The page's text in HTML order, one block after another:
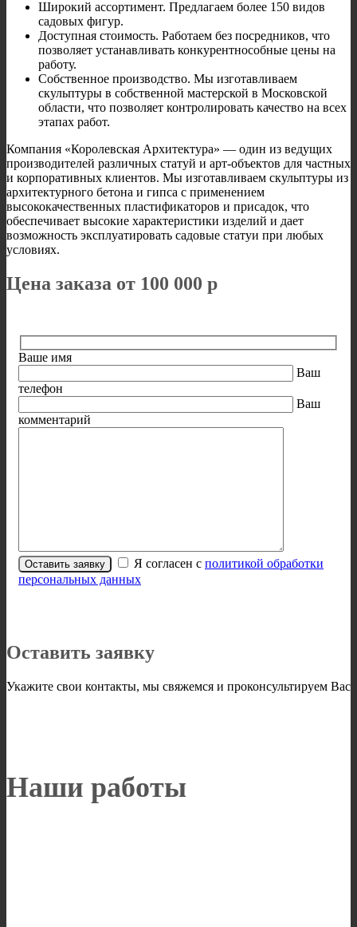
Широкий ассортимент. Предлагаем более 150 видов
садовых фигур.
Доступная стоимость. Работаем без посредников, что
позволяет устанавливать конкурентнособные цены на
работу.
Собственное производство. Мы изготавливаем
скульптуры в собственной мастерской в Московской
области, что позволяет контролировать качество на всех
этапах работ.
Компания «Королевская Архитектура» — один из ведущих
производителей различных статуй и арт-объектов для частных
и корпоративных клиентов. Мы изготавливаем скульптуры из
архитектурного бетона и гипса с применением
высококачественных пластификаторов и присадок, что
обеспечивает высокие характеристики изделий и дает
возможность эксплуатировать садовые статуи при любых
условиях.
Цена заказа от 100 000 р
Ваше имя
Ваш
телефон
Ваш
комментарий
Я согласен с политикой обработки
персональных данных
Оставить заявку
Укажите свои контакты, мы свяжемся и проконсультируем Вас
Наши работы